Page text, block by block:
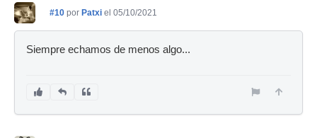
#10 por Patxi el 05/10/2021
Siempre echamos de menos algo...